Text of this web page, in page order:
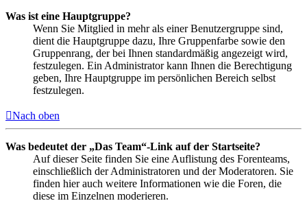
Was ist eine Hauptgruppe?
Wenn Sie Mitglied in mehr als einer Benutzergruppe sind,
dient die Hauptgruppe dazu, Ihre Gruppenfarbe sowie den
Gruppenrang, der bei Ihnen standardmäßig angezeigt wird,
festzulegen. Ein Administrator kann Ihnen die Berechtigung
geben, Ihre Hauptgruppe im persönlichen Bereich selbst
festzulegen.
Nach oben
Was bedeutet der „Das Team“-Link auf der Startseite?
Auf dieser Seite finden Sie eine Auflistung des Forenteams,
einschließlich der Administratoren und der Moderatoren. Sie
finden hier auch weitere Informationen wie die Foren, die
diese im Einzelnen moderieren.